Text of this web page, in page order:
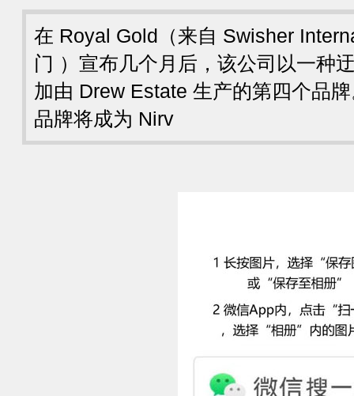
在 Royal Gold（来自 Swisher
门 ）宣布几个月后，该公司以一种
加由 Drew Estate 生产的第四个品
品牌将成为 Nirv